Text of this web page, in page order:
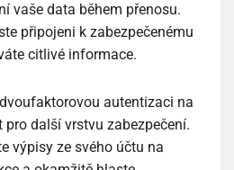
vaše data během přenosu.
připojeni k zabezpečenému
citlivé informace.
autentizaci na
pro další vrstvu zabezpečení.
výpisy ze svého účtu na